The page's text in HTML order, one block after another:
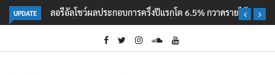
UPDATE
ลอรีอัลโชว์ผลประกอบการครึ่งปีแรกโต 6.5% กวาดรายได้ 2.3 หมื่นล้านยูโร
คว้าไลเซนส์ ‘กุชชี่’ 50 ปี พร้อมส่ง 4 แบรนด์ใหม่บุกตลาดไทย